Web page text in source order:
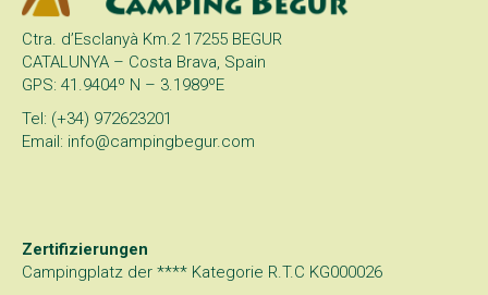
Ctra. d’Esclanyà Km.2 17255 BEGUR
CATALUNYA – Costa Brava, Spain
GPS: 41.9404º N – 3.1989ºE
Tel: (+34) 972623201
Email: info@campingbegur.com
Zertifizierungen
Campingplatz der **** Kategorie R.T.C KG000026